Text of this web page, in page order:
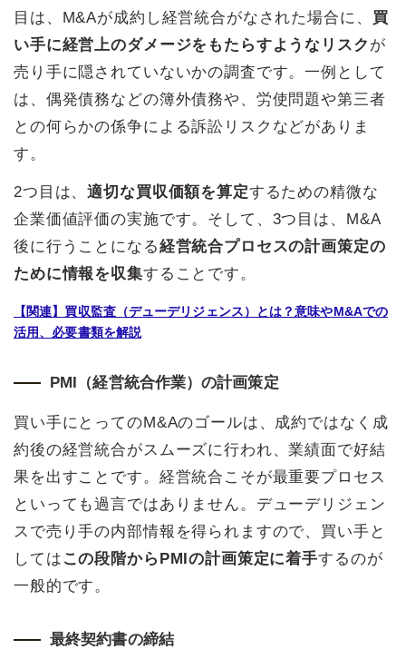
目は、M&Aが成約し経営統合がなされた場合に、 買
い手に経営上のダメージをもたらすようなリスク が
売り手に隠されていないかの調査です。一例として
は、偶発債務などの簿外債務や、労使問題や第三者
との何らかの係争による訴訟リスクなどがありま
す。
2つ目は、適切な買収価額を算定するための精微な
企業価値評価の実施です。そして、3つ目は、M&A
後に行うことになる経営統合プロセスの計画策定の
ために情報を収集することです。
【関連】買収監査（デューデリジェンス）とは？意味やM&Aでの
活用、必要書類を解説
PMI（経営統合作業）の計画策定
買い手にとってのM&Aのゴールは、成約ではなく成
約後の経営統合がスムーズに行われ、業績面で好結
果を出すことです。経営統合こそが最重要プロセス
といっても過言ではありません。デューデリジェン
スで売り手の内部情報を得られますので、買い手と
しては この段階からPMIの計画策定に着手するのが
一般的です。
最終契約書の締結